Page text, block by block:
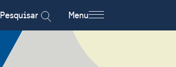
Pesquisar Menu